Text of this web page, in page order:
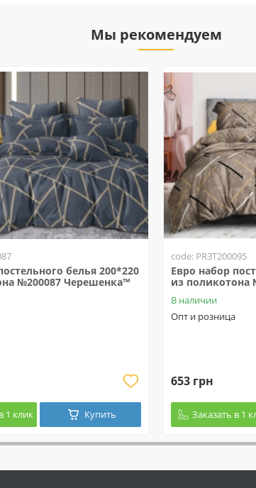
Мы рекомендуем
белья 200*220
№200087 Черешенка™
1 клик Купить
code: PR3T200095
Евро набор
из поликотона
В наличии
Опт и розница
653 грн
Заказать в 1